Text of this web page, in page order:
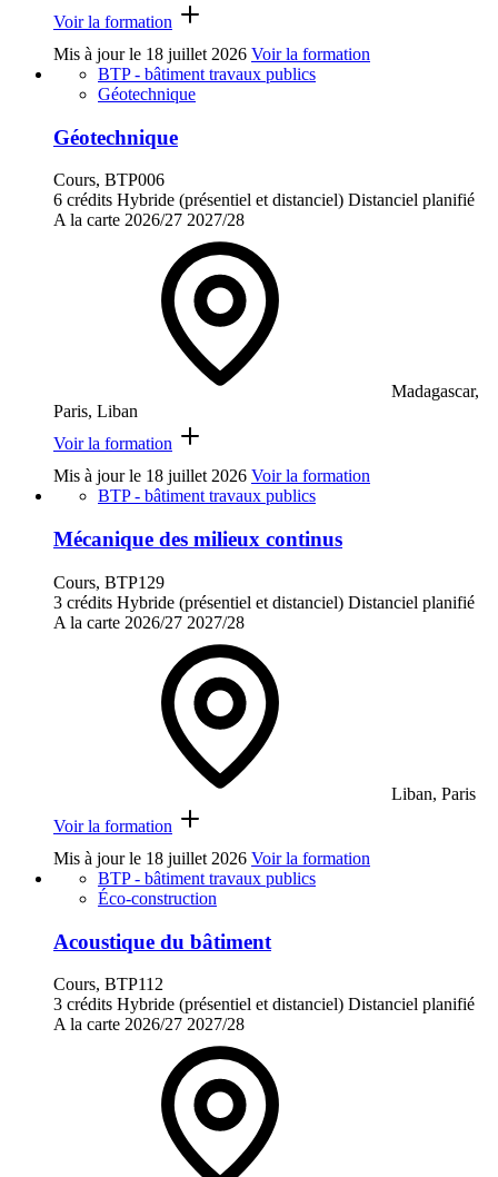
Voir la formation
Mis à jour le 18 juillet 2026 Voir la formation
BTP - bâtiment travaux publics
Géotechnique
Géotechnique
Cours, BTP006
6 crédits Hybride (présentiel et distanciel) Distanciel planifié
A la carte 2026/27 2027/28
Madagascar,
Paris, Liban
Voir la formation
Mis à jour le 18 juillet 2026 Voir la formation
BTP - bâtiment travaux publics
Mécanique des milieux continus
Cours, BTP129
3 crédits Hybride (présentiel et distanciel) Distanciel planifié
A la carte 2026/27 2027/28
Liban, Paris
Voir la formation
Mis à jour le 18 juillet 2026 Voir la formation
BTP - bâtiment travaux publics
Éco-construction
Acoustique du bâtiment
Cours, BTP112
3 crédits Hybride (présentiel et distanciel) Distanciel planifié
A la carte 2026/27 2027/28